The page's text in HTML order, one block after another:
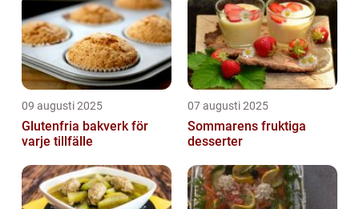
09 augusti 2025
Glutenfria bakverk för
varje tillfälle
07 augusti 2025
Sommarens fruktiga
desserter